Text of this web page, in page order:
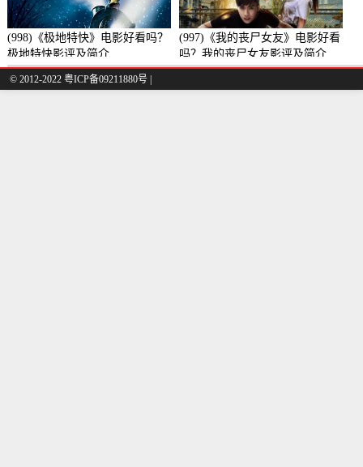
(998)《极地特快》电影好看吗？
极地特快影评及简介
(997)《我的丧尸女友》电影好看
吗？我的丧尸女友影评及简介
© 2012-2022 粤ICP备09211880号 |